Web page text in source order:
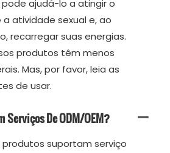
pode ajudá-lo a atingir o
atividade sexual e, ao
recarregar suas energias.
produtos têm menos
Mas, por favor, leia as
de usar.
Serviços De ODM/OEM?
produtos suportam serviço